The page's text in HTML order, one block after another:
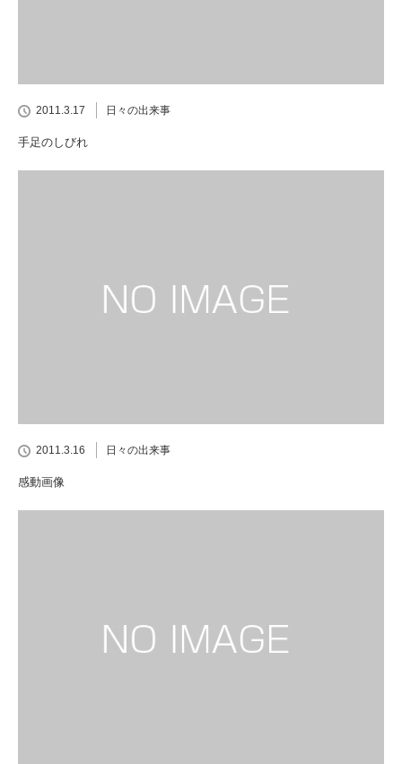
2011.3.17 日々の出来事
手足のしびれ
2011.3.16 日々の出来事
感動画像